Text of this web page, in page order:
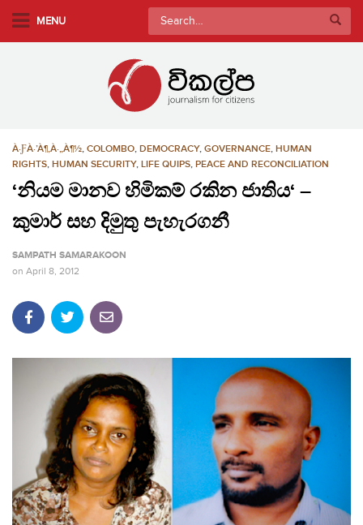
MENU
Search
for:
À·ƑÀ·’À¶‚À·„À¶½, COLOMBO, DEMOCRACY, GOVERNANCE, HUMAN
RIGHTS, HUMAN SECURITY, LIFE QUIPS, PEACE AND RECONCILIATION
‘නියම මානව හිමිකම් රකින ජාතිය‘ –
කුමාර් සහ දිමුතු පැහැරගනී
SAMPATH SAMARAKOON
on April 8, 2012